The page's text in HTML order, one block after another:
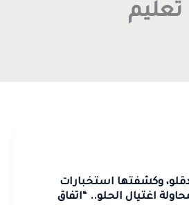
تعليم
وكشفتها استخبارات
اغتيال الحلو.. “اتفاق